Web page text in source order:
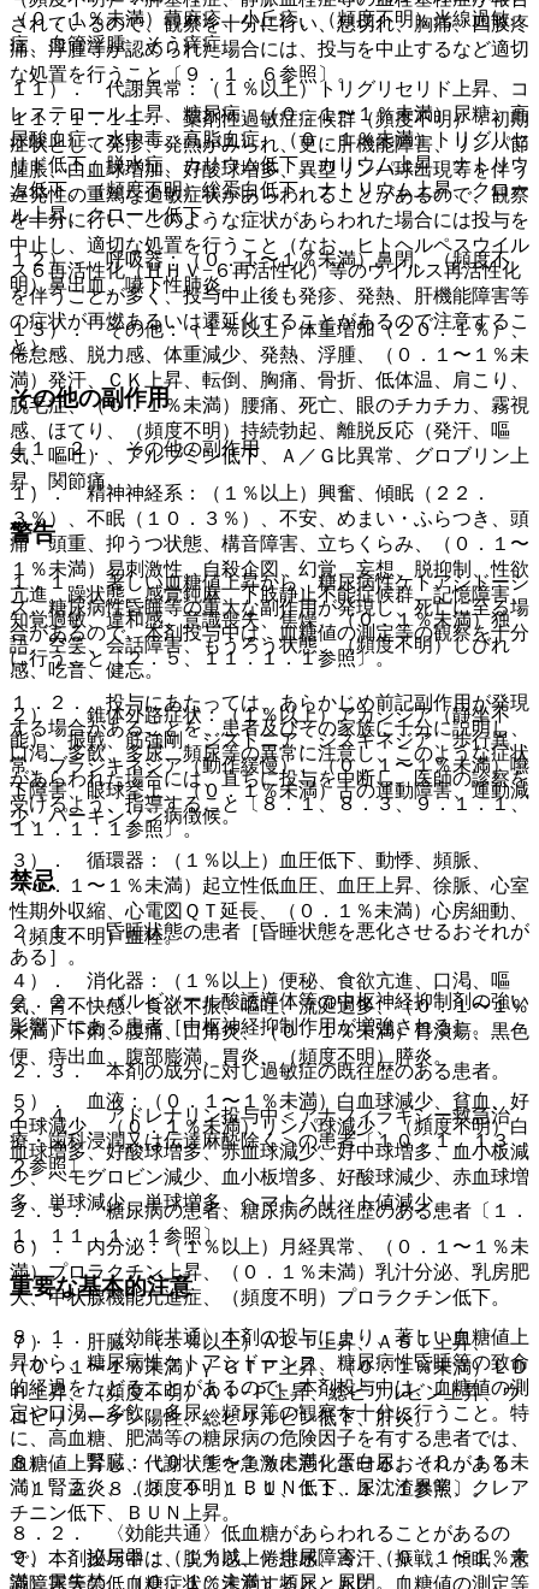
（０．１％未満）蕁麻疹、小丘疹、（頻度不明）光線過敏
症、血管浮腫、そう痒症。
１１）． 代謝異常：（１％以上）トリグリセリド上昇、コ
レステロール上昇、糖尿病、（０．１〜１％未満）尿糖、高
尿酸血症、水中毒、高脂血症、（０．１％未満）トリグリセ
リド低下、脱水症、カリウム低下、カリウム上昇、ナトリウ
ム低下、（頻度不明）総蛋白低下、ナトリウム上昇、クロー
ル上昇、クロール低下。
１２）． 呼吸器：（０．１〜１％未満）鼻閉、（頻度不
明）鼻出血、嚥下性肺炎。
１３）． その他：（１％以上）体重増加（２０．１％）、
倦怠感、脱力感、体重減少、発熱、浮腫、（０．１〜１％未
満）発汗、ＣＫ上昇、転倒、胸痛、骨折、低体温、肩こり、
脱毛症、（０．１％未満）腰痛、死亡、眼のチカチカ、霧視
感、ほてり、（頻度不明）持続勃起、離脱反応（発汗、嘔
気、嘔吐）、アルブミン低下、Ａ／Ｇ比異常、グロブリン上
昇、関節痛。
警告
１．１． 著しい血糖値上昇から、糖尿病性ケトアシドーシ
ス、糖尿病性昏睡等の重大な副作用が発現し、死亡に至る場
合があるので、本剤投与中は、血糖値の測定等の観察を十分
に行うこと〔２．５、１１．１．１参照〕。
１．２． 投与にあたっては、あらかじめ前記副作用が発現
する場合があることを、患者及びその家族に十分に説明し、
口渇、多飲、多尿、頻尿等の異常に注意し、このような症状
があらわれた場合には、直ちに投与を中断し、医師の診察を
受けるよう、指導すること〔８．１、８．３、９．１．１、
１１．１．１参照〕。
禁忌
２．１． 昏睡状態の患者［昏睡状態を悪化させるおそれが
ある］。
２．２． バルビツール酸誘導体等の中枢神経抑制剤の強い
影響下にある患者［中枢神経抑制作用が増強される］。
２．３． 本剤の成分に対し過敏症の既往歴のある患者。
２．４． アドレナリン投与中＜アナフィラキシー救急治
療・歯科浸潤又は伝達麻酔除く＞の患者〔１０．１、１３．
２参照〕。
２．５． 糖尿病の患者、糖尿病の既往歴のある患者〔１．
１、１１．１．１参照〕。
重要な基本的注意
８．１． 〈効能共通〉本剤の投与により、著しい血糖値上
昇から、糖尿病性ケトアシドーシス、糖尿病性昏睡等の致命
的経過をたどることがあるので、本剤投与中は、血糖値の測
定や口渇、多飲、多尿、頻尿等の観察を十分に行うこと。特
に、高血糖、肥満等の糖尿病の危険因子を有する患者では、
血糖値上昇し、代謝状態を急激に悪化させるおそれがある
〔１．２、８．３、９．１．１、１１．１．１参照〕。
８．２． 〈効能共通〉低血糖があらわれることがあるの
で、本剤投与中は、脱力感、倦怠感、冷汗、振戦、傾眠、意
識障害等の低血糖症状に注意するとともに、血糖値の測定等
されているので、観察を十分に行い、息切れ、胸痛、四肢疼
痛、浮腫等が認められた場合には、投与を中止するなど適切
な処置を行うこと〔９．１．６参照〕。
１１．１．１１． 薬剤性過敏症症候群（頻度不明）：初期
症状として発疹、発熱がみられ、更に肝機能障害、リンパ節
腫脹、白血球増加、好酸球増多、異型リンパ球出現等を伴う
遅発性の重篤な過敏症状があらわれることがあるので、観察
を十分に行い、このような症状があらわれた場合には投与を
中止し、適切な処置を行うこと（なお、ヒトヘルペスウイル
ス６再活性化（ＨＨＶ−６再活性化）等のウイルス再活性化
を伴うことが多く、投与中止後も発疹、発熱、肝機能障害等
の症状が再燃あるいは遷延化することがあるので注意するこ
と）。
その他の副作用
１１．２． その他の副作用
１）． 精神神経系：（１％以上）興奮、傾眠（２２．
３％）、不眠（１０．３％）、不安、めまい・ふらつき、頭
痛・頭重、抑うつ状態、構音障害、立ちくらみ、（０．１〜
１％未満）易刺激性、自殺企図、幻覚、妄想、脱抑制、性欲
亢進、躁状態、感覚鈍麻、下肢静止不能症候群、記憶障害、
知覚過敏、違和感、意識喪失、焦燥、（０．１％未満）独
語、空笑、会話障害、もうろう状態、（頻度不明）しびれ
感、吃音、健忘。
２）． 錐体外路症状：（１％以上）アカシジア（静坐不
能）、振戦、筋強剛、ジストニア、ジスキネジア、歩行異
常、ブラジキネジア（動作緩慢）、（０．１〜１％未満）嚥
下障害、眼球挙上、（０．１％未満）舌の運動障害、運動減
少、パーキンソン病徴候。
３）． 循環器：（１％以上）血圧低下、動悸、頻脈、
（０．１〜１％未満）起立性低血圧、血圧上昇、徐脈、心室
性期外収縮、心電図ＱＴ延長、（０．１％未満）心房細動、
（頻度不明）血栓。
４）． 消化器：（１％以上）便秘、食欲亢進、口渇、嘔
気、胃不快感、食欲不振、嘔吐、流涎過多、（０．１〜１％
未満）下痢、腹痛、口角炎、（０．１％未満）胃潰瘍、黒色
便、痔出血、腹部膨満、胃炎、（頻度不明）膵炎。
５）． 血液：（０．１〜１％未満）白血球減少、貧血、好
中球減少、（０．１％未満）リンパ球減少、（頻度不明）白
血球増多、好酸球増多、赤血球減少、好中球増多、血小板減
少、ヘモグロビン減少、血小板増多、好酸球減少、赤血球増
多、単球減少、単球増多、ヘマトクリット値減少。
６）． 内分泌：（１％以上）月経異常、（０．１〜１％未
満）プロラクチン上昇、（０．１％未満）乳汁分泌、乳房肥
大、甲状腺機能亢進症、（頻度不明）プロラクチン低下。
７）． 肝臓：（１％以上）ＡＬＴ上昇、ＡＳＴ上昇、
（０．１〜１％未満）γ−ＧＴＰ上昇、（０．１％未満）ＬＤ
Ｈ上昇、（頻度不明）Ａｌ−Ｐ上昇、総ビリルビン上昇、ウ
ロビリノーゲン陽性、総ビリルビン低下、肝炎。
８）． 腎臓：（０．１〜１％未満）蛋白尿、（０．１％未
満）腎盂炎、（頻度不明）ＢＵＮ低下、尿沈渣異常、クレア
チニン低下、ＢＵＮ上昇。
９）． 泌尿器：（１％以上）排尿障害、（０．１〜１％未
満）尿失禁、（０．１％未満）頻尿、尿閉。